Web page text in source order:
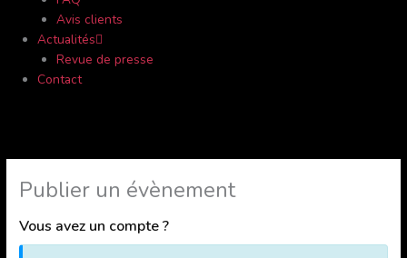
Avis clients
Actualités
Revue de presse
Contact
Publier un évènement
Vous avez un compte ?